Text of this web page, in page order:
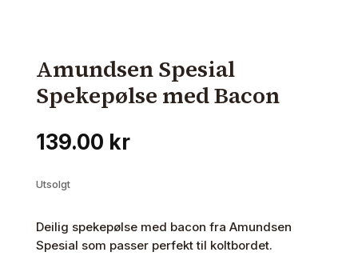
Amundsen Spesial
Spekepølse med Bacon
139.00 kr
Utsolgt
Deilig spekepølse med bacon fra Amundsen
Spesial som passer perfekt til koltbordet.